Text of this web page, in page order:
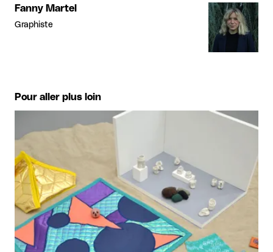
Fanny Martel
Graphiste
Pour aller plus loin